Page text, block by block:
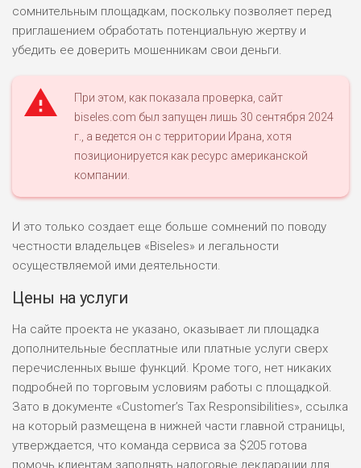
ПОДОЙДЕТ
ВСЕМ
ДОХОД: ВЫСОКИЙ
БЮДЖЕТ: ВЫСОКИЙ
ОБЗОР
ЛЮБИТЕЛЯ
РИСКИ: СРЕДНИЕ
БЮДЖЕТ: НИЗКИЙ
ОБЗОР
РИСКИ: НИЗКИЕ
ДОХОД: НИЗКИЙ
БЮДЖЕТ: НИЗКИЙ
ОБЗОР
ПОДОЙДЕТ
0
РИСКИ: НИЗКИЕ
ДОХОД: СРЕДНИЙ
сомнительным площадкам, поскольку позволяет перед
приглашением обработать потенциальную жертву и
убедить ее доверить мошенникам свои деньги.
При этом, как показала проверка, сайт
biseles.com был запущен лишь 30 сентября 2024
г., а ведется он с территории Ирана, хотя
позиционируется как ресурс американской
компании.
И это только создает еще больше сомнений по поводу
честности владельцев «Biseles» и легальности
осуществляемой ими деятельности.
Цены на услуги
На сайте проекта не указано, оказывает ли площадка
дополнительные бесплатные или платные услуги сверх
перечисленных выше функций. Кроме того, нет никаких
подробней по торговым условиям работы с площадкой.
Зато в документе «Customer’s Tax Responsibilities», ссылка
на который размещена в нижней части главной страницы,
утверждается, что команда сервиса за $205 готова
помочь клиентам заполнять налоговые декларации для